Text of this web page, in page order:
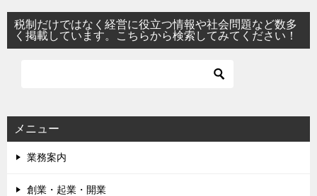
税制だけではなく経営に役立つ情報や社会問題など数多
く掲載しています。こちらから検索してみてください！
メニュー
業務案内
創業・起業・開業